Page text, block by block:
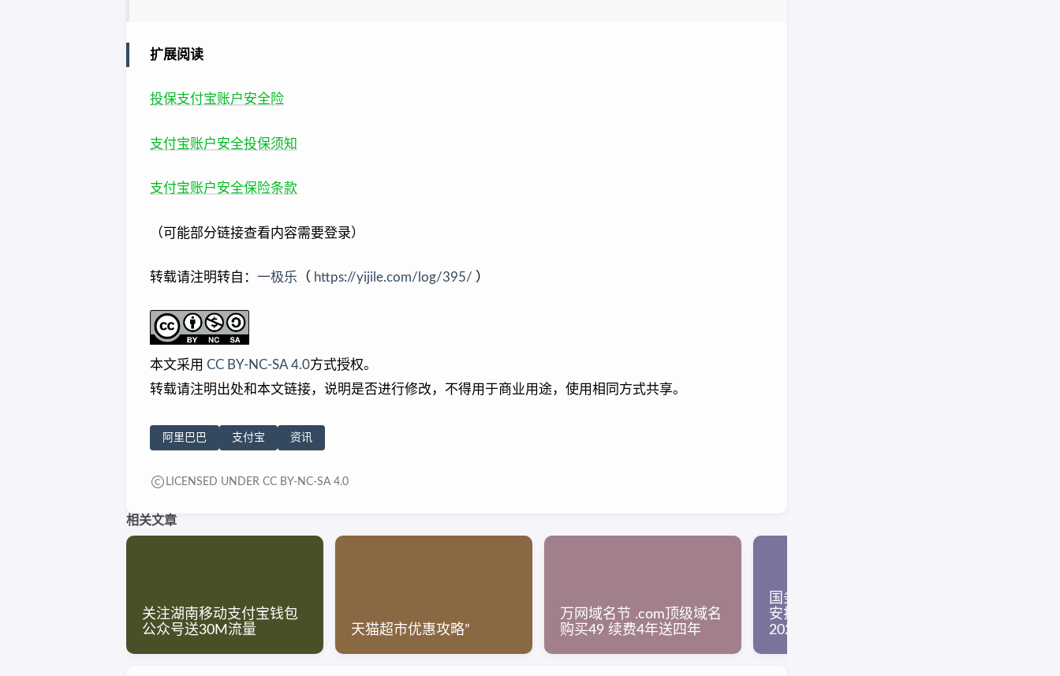
扩展阅读
投保支付宝账户安全险
支付宝账户安全投保须知
支付宝账户安全保险条款
（可能部分链接查看内容需要登录）
转载请注明转自： 一极乐 （ https://yijile.com/log/395/ ）
本文采用 CC BY-NC-SA 4.0方式授权。
转载请注明出处和本文链接，说明是否进行修改，不得用于商业用途，使用相同方式共享。
阿里巴巴 支付宝 资讯
LICENSED UNDER CC BY-NC-SA 4.0
相关文章
关注湖南移动支付宝钱包
公众号送30M流量
天猫超市优惠攻略”
万网域名节 .com顶级域名
购买49 续费4年送四年
国务院：2026年春节放假
安排（9天最长春节假）
2026全年节假日放假安排